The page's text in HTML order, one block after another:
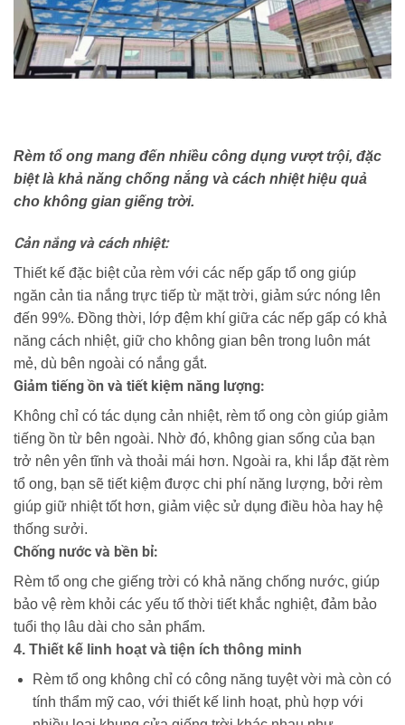
Rèm tổ ong mang đến nhiều công dụng vượt trội, đặc
biệt là khả năng chống nắng và cách nhiệt hiệu quả
cho không gian giếng trời.
Cản nắng và cách nhiệt:
Thiết kế đặc biệt của rèm với các nếp gấp tổ ong giúp
ngăn cản tia nắng trực tiếp từ mặt trời, giảm sức nóng lên
đến 99%. Đồng thời, lớp đệm khí giữa các nếp gấp có khả
năng cách nhiệt, giữ cho không gian bên trong luôn mát
mẻ, dù bên ngoài có nắng gắt.
Giảm tiếng ồn và tiết kiệm năng lượng:
Không chỉ có tác dụng cản nhiệt, rèm tổ ong còn giúp giảm
tiếng ồn từ bên ngoài. Nhờ đó, không gian sống của bạn
trở nên yên tĩnh và thoải mái hơn. Ngoài ra, khi lắp đặt rèm
tổ ong, bạn sẽ tiết kiệm được chi phí năng lượng, bởi rèm
giúp giữ nhiệt tốt hơn, giảm việc sử dụng điều hòa hay hệ
thống sưởi.
Chống nước và bền bỉ:
Rèm tổ ong che giếng trời có khả năng chống nước, giúp
bảo vệ rèm khỏi các yếu tố thời tiết khắc nghiệt, đảm bảo
tuổi thọ lâu dài cho sản phẩm.
4. Thiết kế linh hoạt và tiện ích thông minh
Rèm tổ ong không chỉ có công năng tuyệt vời mà còn có
tính thẩm mỹ cao, với thiết kế linh hoạt, phù hợp với